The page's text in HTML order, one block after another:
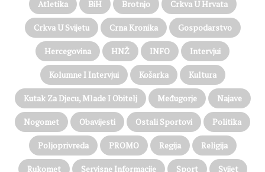
Atletika BiH Brotnjo Crkva U Hrvata
Crkva U Svijetu Crna Kronika Gospodarstvo
Hercegovina HNŽ INFO Intervjui
Kolumne I Intervjui Košarka Kultura
Kutak Za Djecu, Mlade I Obitelj Međugorje Najave
Nogomet Obavijesti Ostali Sportovi Politika
Poljoprivreda PROMO Regija Religija
Rukomet Servisne Informacije Sport Svijet